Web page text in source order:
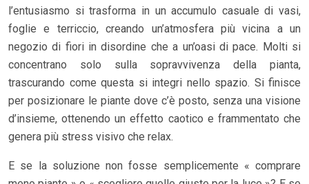
l’entusiasmo si trasforma in un accumulo casuale di vasi,
foglie e terriccio, creando un’atmosfera più vicina a un
negozio di fiori in disordine che a un’oasi di pace. Molti si
concentrano solo sulla sopravvivenza della pianta,
trascurando come questa si integri nello spazio. Si finisce
per posizionare le piante dove c’è posto, senza una visione
d’insieme, ottenendo un effetto caotico e frammentato che
genera più stress visivo che relax.
E se la soluzione non fosse semplicemente « comprare